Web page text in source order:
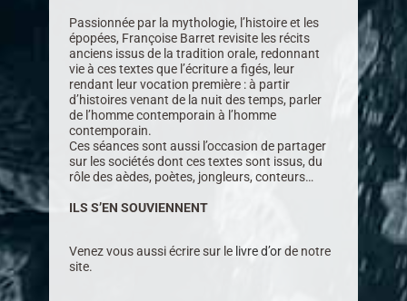
Passionnée par la mythologie, l’histoire et les
épopées, Françoise Barret revisite les récits
anciens issus de la tradition orale, redonnant
vie à ces textes que l’écriture a figés, leur
rendant leur vocation première : à partir
d’histoires venant de la nuit des temps, parler
de l’homme contemporain à l’homme
contemporain.
Ces séances sont aussi l’occasion de partager
sur les sociétés dont ces textes sont issus, du
rôle des aèdes, poètes, jongleurs, conteurs…
ILS S’EN SOUVIENNENT
Venez vous aussi écrire sur le livre d’orde notre
site.